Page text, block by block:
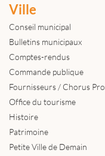
Ville
Conseil municipal
Bulletins municipaux
Comptes-rendus
Commande publique
Fournisseurs / Chorus Pro
Office du tourisme
Histoire
Patrimoine
Petite Ville de Demain